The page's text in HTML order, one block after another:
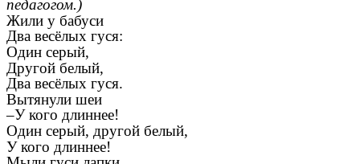
педагогом.)
Жили у бабуси
Два весёлых гуся:
Один серый,
Другой белый,
Два весёлых гуся.
Вытянули шеи
–У кого длиннее!
Один серый, другой белый,
У кого длиннее!